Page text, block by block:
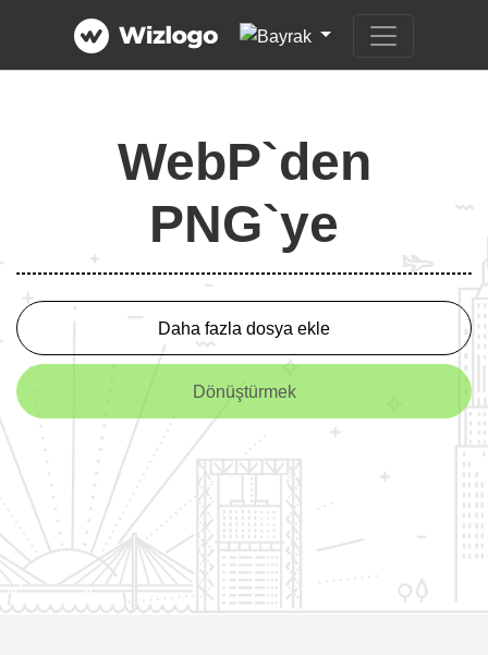
WebP`den
PNG`ye
Daha fazla dosya ekle
Dönüştürmek